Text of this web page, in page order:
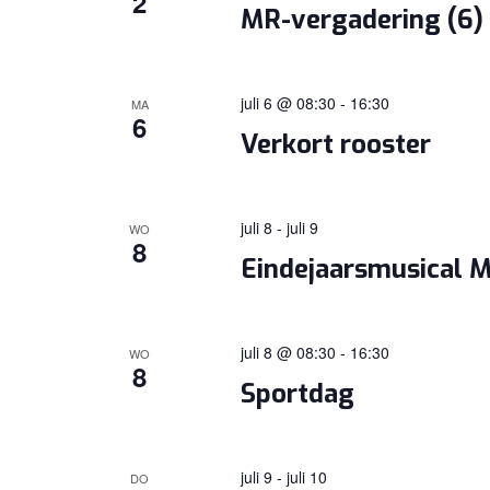
MR-vergadering (6)
MA
6 Verkort rooster
juli 6 @ 08:30 - 16:30
WO
8 Eindejaarsmusical
juli 8 - juli 9
WO
8 Sportdag
juli 8 @ 08:30 - 16:30
DO juli 9 - juli 10